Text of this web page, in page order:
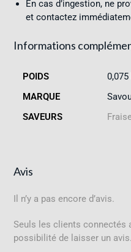
En cas d’ingestion, ne
et contactez
Informations
POIDS
MARQUE
SAVEURS
Avis
Il n’y a pas encore d’avis.
Seuls les clients connectés
possibilité de laisser un avis.